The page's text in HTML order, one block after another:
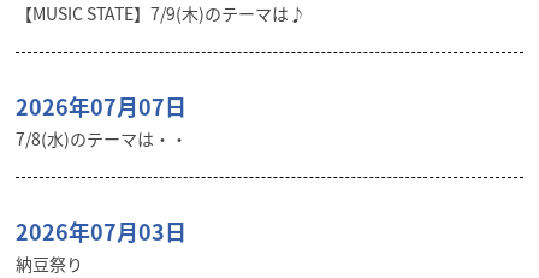
【MUSIC STATE】7/9(木)のテーマは♪
2026年07月07日
7/8(水)のテーマは・・
2026年07月03日
納豆祭り